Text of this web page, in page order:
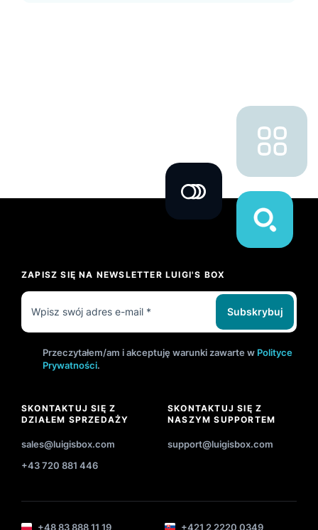
ZAPISZ SIĘ NA NEWSLETTER LUIGI'S BOX
Subskrybuj
Przeczytałem/am i akceptuję warunki zawarte w Polityce
Prywatności.
SKONTAKTUJ SIĘ Z
DZIAŁEM SPRZEDAŻY
sales@luigisbox.com
+43 720 881 446
SKONTAKTUJ SIĘ Z
NASZYM SUPPORTEM
support@luigisbox.com
+48 83 888 11 19 +421 2 2220 0349